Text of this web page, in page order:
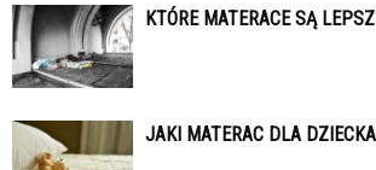
KTÓRE MATERACE SĄ
JAKI MATERAC DLA